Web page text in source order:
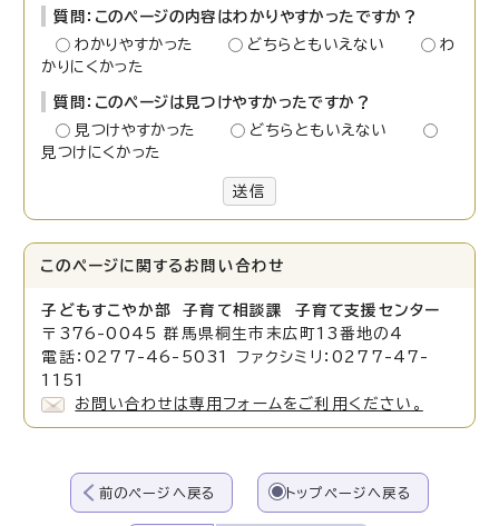
質問：このページの内容はわかりやすかったですか？
わかりやすかった
どちらともいえない
わ
かりにくかった
質問：このページは見つけやすかったですか？
見つけやすかった
どちらともいえない
見つけにくかった
送信
このページに関する お問い合わせ
子どもすこやか部 子育て相談課 子育て支援センター
〒376-0045 群馬県桐生市末広町13番地の4
電話：0277-46-5031 ファクシミリ：0277-47-
1151
お問い合わせは専用フォームをご利用ください。
前のページへ戻る トップページへ戻る